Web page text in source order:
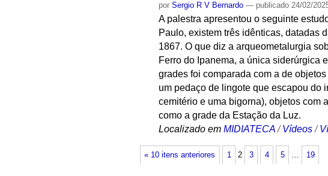
porSergio R V Bernardo — publicado 24/02/
A palestra apresentou o seguinte
Paulo, existem três idênticas, datadas
1867. O que diz a arqueometalurgia
Ferro do Ipanema, a única siderúrgica
grades foi comparada com a de
um pedaço de lingote que escapou do
cemitério e uma bigorna), objetos com
como a grade da Estação da Luz.
Localizado em MIDIATECA /Vídeos /
« 10 itens anteriores 1 2 3 4 5 19